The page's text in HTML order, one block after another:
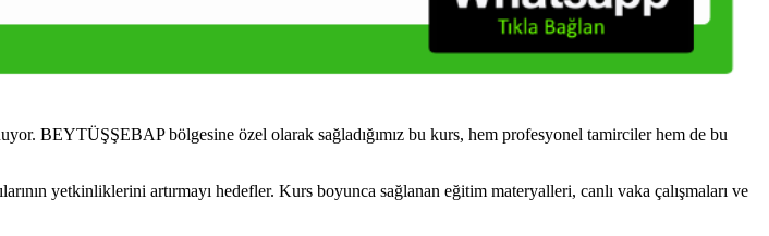
BEYTÜŞŞEBAP bölgesine özel olarak sağladığımız bu kurs, hem profesyonel tamirciler hem de bu
yetkinliklerini artırmayı hedefler. Kurs boyunca sağlanan eğitim materyalleri, canlı vaka çalışmaları ve